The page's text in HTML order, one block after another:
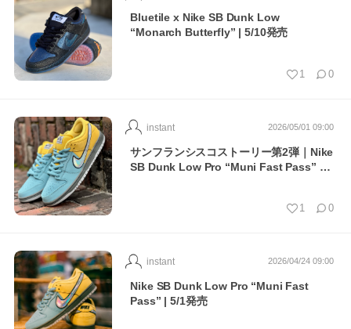
Bluetile x Nike SB Dunk Low
“Monarch Butterfly” | 5/10発売
1 0
2026/05/01 09:00
instant
サンフランシスコストーリー第2弾｜Nike
SB Dunk Low Pro “Muni Fast Pass” …
1 0
2026/04/24 09:00
instant
Nike SB Dunk Low Pro “Muni Fast
Pass” | 5/1発売